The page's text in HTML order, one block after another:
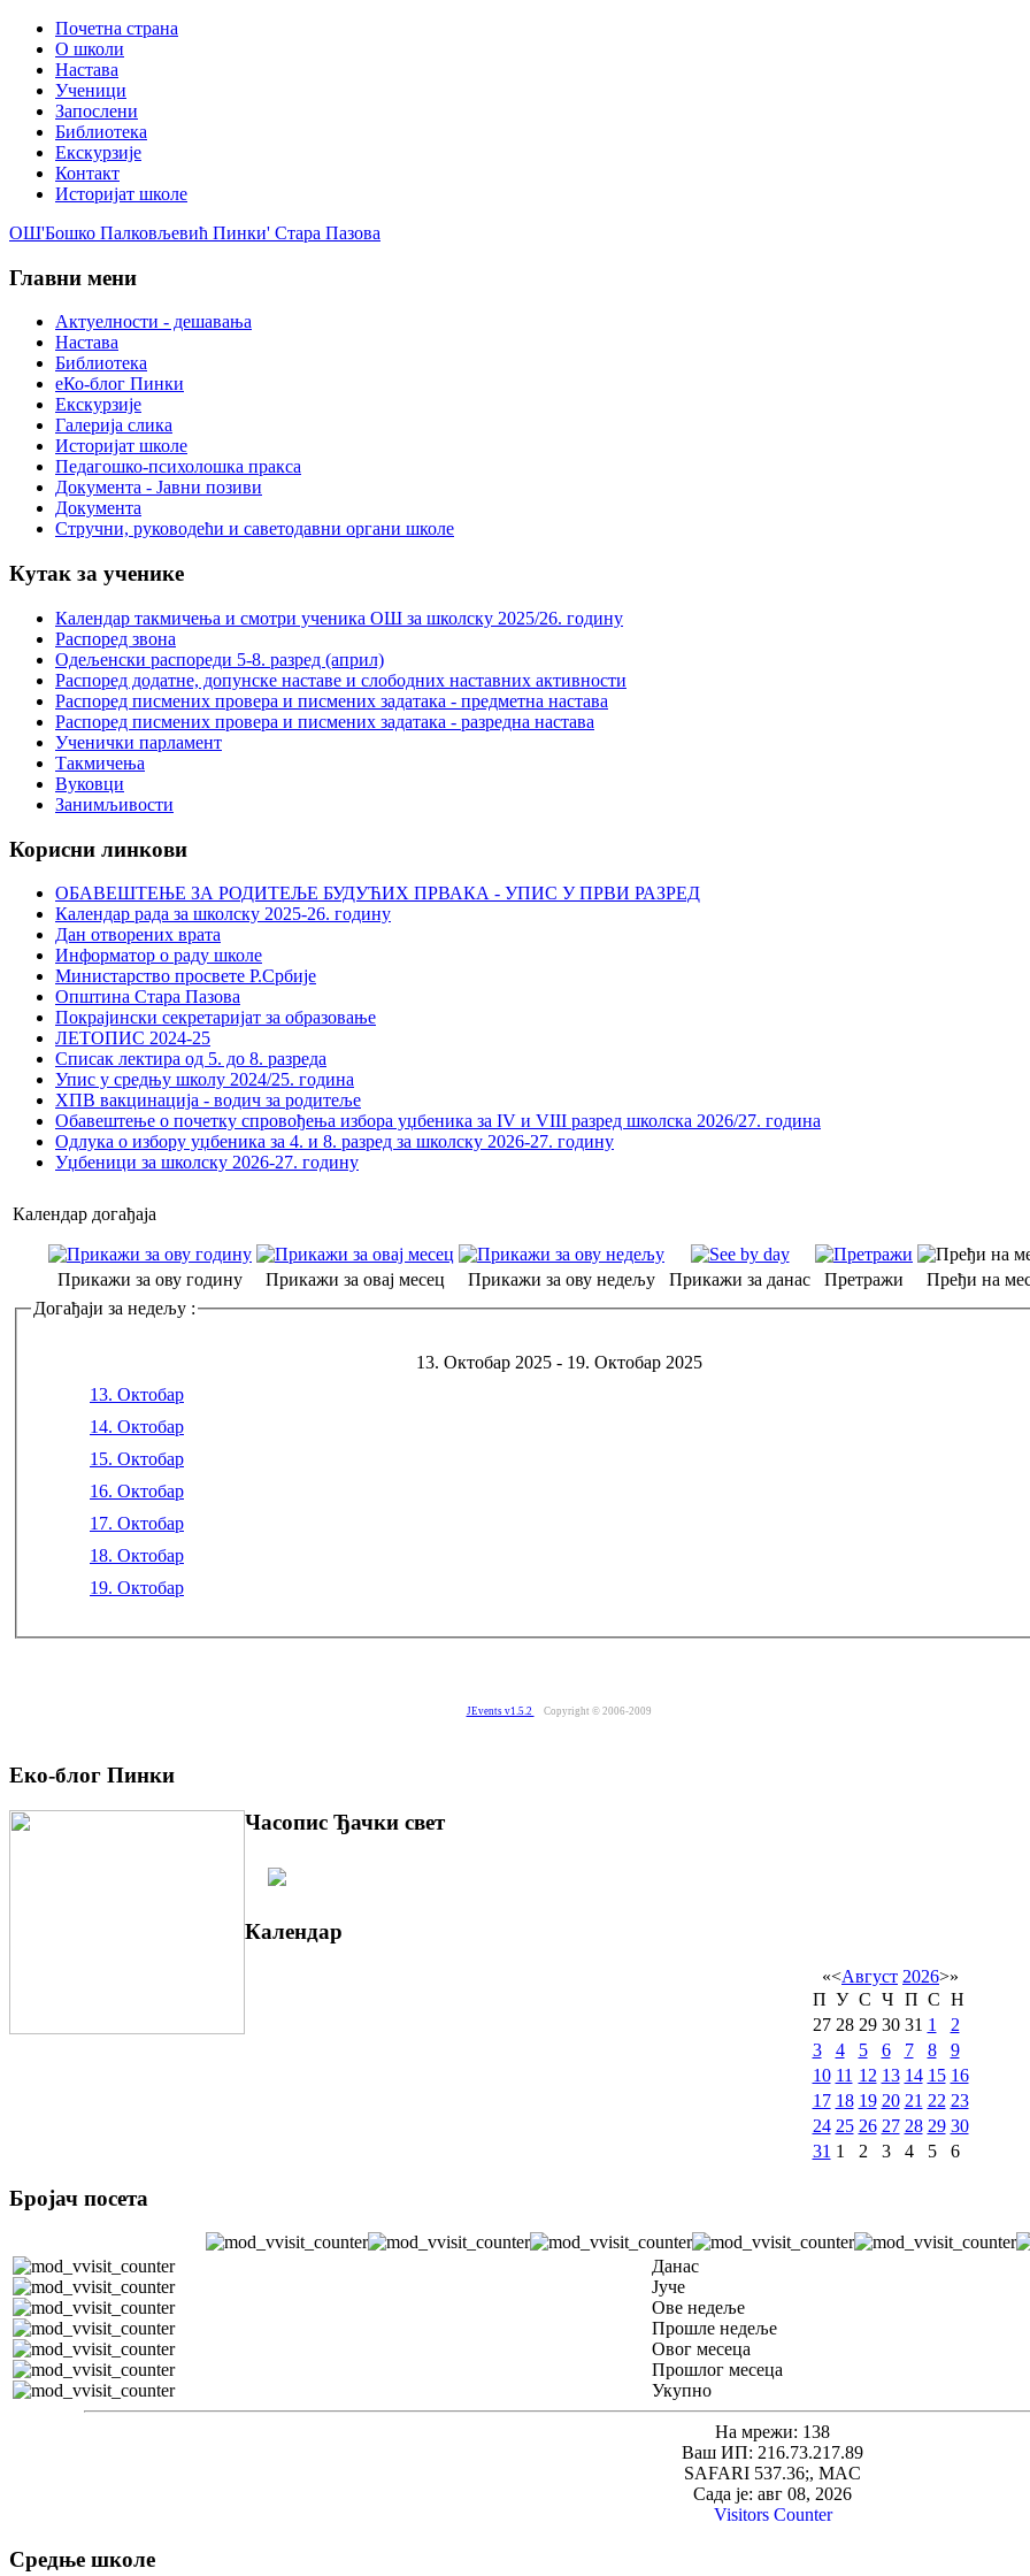
Почетна страна
О школи
Настава
Ученици
Запослени
Библиотека
Екскурзије
Контакт
Историјат школе
ОШ'Бошко Палковљевић Пинки' Стара Пазова
Главни мени
Актуелности - дешавања
Настава
Библиотека
еКо-блог Пинки
Екскурзије
Галерија слика
Историјат школе
Педагошко-психолошка пракса
Документа - Јавни позиви
Документа
Стручни, руководећи и саветодавни органи школе
Кутак за ученике
Календар такмичења и смотри ученика ОШ за школску 2025/26. годину
Распоред звона
Одељенски распореди 5-8. разред (април)
Распоред додатне, допунске наставе и слободних наставних активности
Распоред писмених провера и писмених задатака - предметна настава
Распоред писмених провера и писмених задатака - разредна настава
Ученички парламент
Такмичења
Вуковци
Занимљивости
Корисни линкови
ОБАВЕШТЕЊЕ ЗА РОДИТЕЉЕ БУДУЋИХ ПРВАКА - УПИС У ПРВИ РАЗРЕД
Календар рада за школску 2025-26. годину
Дан отворених врата
Информатор о раду школе
Министарство просвете Р.Србије
Општина Стара Пазова
Покрајински секретаријат за образовање
ЛЕТОПИС 2024-25
Списак лектира од 5. до 8. разреда
Упис у средњу школу 2024/25. година
ХПВ вакцинација - водич за родитеље
Обавештење о почетку спровођења избора уџбеника за IV и VIII разред школска 2026/27. година
Одлука о избору уџбеника за 4. и 8. разред за школску 2026-27. годину
Уџбеници за школску 2026-27. годину
Календар догађаја
Прикажи за ову годину Прикажи за овај месец Прикажи за ову недељу Прикажи за данас Претражи
Пређи на
Догађаји за недељу :
13. Октобар 2025 - 19. Октобар 2025
13. Октобар
14. Октобар
15. Октобар
16. Октобар
17. Октобар
18. Октобар
19. Октобар
JEvents v1.5.2 Copyright © 2006-2009
Еко-блог Пинки
Часопис Ђачки свет
Календар
«<Август 2026>»
П У С Ч П С Н
27 28 29 30 31 1
2
3
4 5 6 7 8
9
10 11 12 13 14 15 16
17 18 19 20 21 22 23
24 25 26 27 28 29 30
31 1 2 3 4 5 6
Бројач посета
Данас
Јуче
Ове недеље
Прошле недеље
Овог месеца
Прошлог месеца
Укупно
На мрежи: 138
Ваш ИП: 216.73.217.89
SAFARI 537.36;, MAC
Сада је: авг 08, 2026
Visitors Counter
Средње школе